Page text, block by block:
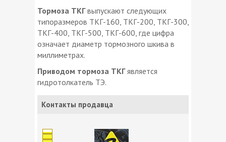
Тормоза ТКГвыпускают следующих
типоразмеров ТКГ-160, ТКГ-200, ТКГ-300,
ТКГ-400, ТКГ-500, ТКГ-600, где цифра
означает диаметр тормозного шкива в
миллиметрах.
Приводом тормоза ТКГявляется
гидротолкатель ТЭ.
Контакты продавца